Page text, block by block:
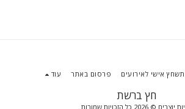
חץ ברשת
© 2026 כל הזכויות שמורות
תשחץ אישי לאירועים פרסום באתר עוד